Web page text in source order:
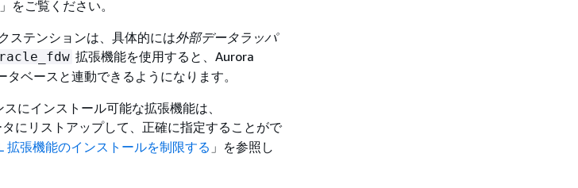
」をご覧ください。
ステンションは、具体的には外部データラッパ
拡張機能を使用すると、Aurora
ベースと連動できるようになります。
にインストール可能な拡張機能は、
にリストアップして、正確に指定することがで
拡張機能のインストールを制限する 」を参照し